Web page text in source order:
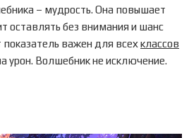
– мудрость. Она повышает
оставлять без внимания и шанс
показатель важен для всехклассов
урон. Волшебник не исключение.